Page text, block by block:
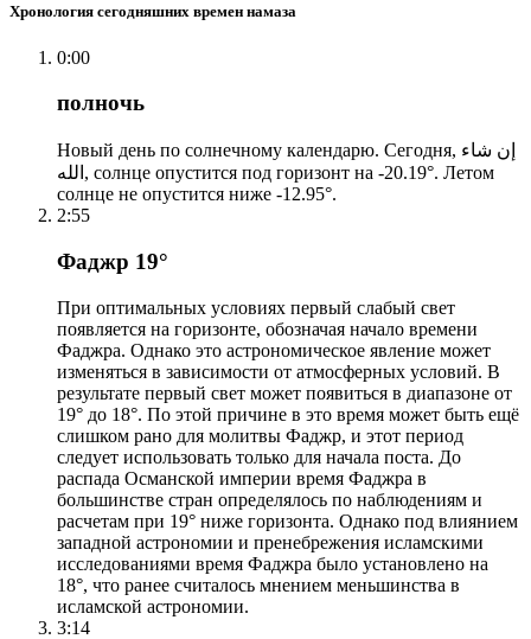
Хронология сегодняшних времен намаза
0:00
полночь
Новый день по солнечному календарю. Сегодня, إن شاء
الله, солнце опустится под горизонт на -20.19°. Летом
солнце не опустится ниже -12.95°.
2:55
Фаджр 19°
При оптимальных условиях первый слабый свет
появляется на горизонте, обозначая начало времени
Фаджра. Однако это астрономическое явление может
изменяться в зависимости от атмосферных условий. В
результате первый свет может появиться в диапазоне от
19° до 18°. По этой причине в это время может быть ещё
слишком рано для молитвы Фаджр, и этот период
следует использовать только для начала поста. До
распада Османской империи время Фаджра в
большинстве стран определялось по наблюдениям и
расчетам при 19° ниже горизонта. Однако под влиянием
западной астрономии и пренебрежения исламскими
исследованиями время Фаджра было установлено на
18°, что ранее считалось мнением меньшинства в
исламской астрономии.
3:14